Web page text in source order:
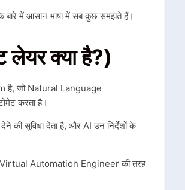
बारे में आसान भाषा में सब कुछ समझते हैं।
क्या है?)
जो Natural Language
करता है।
की सुविधा देता है, और AI उन निर्देशों के
Virtual Automation Engineer की तरह